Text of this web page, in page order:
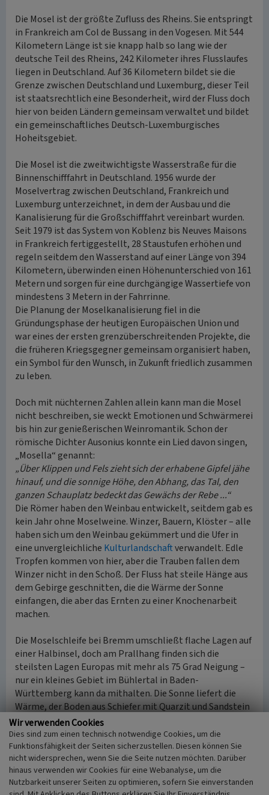
Die Mosel ist der größte Zufluss des Rheins. Sie entspringt
in Frankreich am Col de Bussang in den Vogesen. Mit 544
Kilometern Länge ist sie knapp halb so lang wie der
deutsche Teil des Rheins, 242 Kilometer ihres Flusslaufes
liegen in Deutschland. Auf 36 Kilometern bildet sie die
Grenze zwischen Deutschland und Luxemburg, dieser Teil
ist staatsrechtlich eine Besonderheit, wird der Fluss doch
hier von beiden Ländern gemeinsam verwaltet und bildet
ein gemeinschaftliches Deutsch-Luxemburgisches
Hoheitsgebiet.
Die Mosel ist die zweitwichtigste Wasserstraße für die
Binnenschifffahrt in Deutschland. 1956 wurde der
Moselvertrag zwischen Deutschland, Frankreich und
Luxemburg unterzeichnet, in dem der Ausbau und die
Kanalisierung für die Großschifffahrt vereinbart wurden.
Seit 1979 ist das System von Koblenz bis Neuves Maisons
in Frankreich fertiggestellt, 28 Staustufen erhöhen und
regeln seitdem den Wasserstand auf einer Länge von 394
Kilometern, überwinden einen Höhenunterschied von 161
Metern und sorgen für eine durchgängige Wassertiefe von
mindestens 3 Metern in der Fahrrinne.
Die Planung der Moselkanalisierung fiel in die
Gründungsphase der heutigen Europäischen Union und
war eines der ersten grenzüberschreitenden Projekte, die
die früheren Kriegsgegner gemeinsam organisiert haben,
ein Symbol für den Wunsch, in Zukunft friedlich zusammen
zu leben.
Doch mit nüchternen Zahlen allein kann man die Mosel
nicht beschreiben, sie weckt Emotionen und Schwärmerei
bis hin zur genießerischen Weinromantik. Schon der
römische Dichter Ausonius konnte ein Lied davon singen,
„Mosella“ genannt:
„Über Klippen und Fels zieht sich der erhabene Gipfel jähe
hinauf, und die sonnige Höhe, den Abhang, das Tal, den
ganzen Schauplatz bedeckt das Gewächs der Rebe ...“
Die Römer haben den Weinbau entwickelt, seitdem gab es
kein Jahr ohne Moselweine. Winzer, Bauern, Klöster – alle
haben sich um den Weinbau gekümmert und die Ufer in
eine unvergleichliche Kulturlandschaftverwandelt. Edle
Tropfen kommen von hier, aber die Trauben fallen dem
Winzer nicht in den Schoß. Der Fluss hat steile Hänge aus
dem Gebirge geschnitten, die die Wärme der Sonne
einfangen, die aber das Ernten zu einer Knochenarbeit
machen.
Die Moselschleife bei Bremm umschließt flache Lagen auf
einer Halbinsel, doch am Prallhang finden sich die
steilsten Lagen Europas mit mehr als 75 Grad Neigung –
nur ein kleines Gebiet im Bühlertal in Baden-
Württemberg kann da mithalten. Die Sonne liefert die
Wärme, der Boden aus Schiefer mit Quarzit und Sandstein
die irdischen Bestandteile – die Rieslingsorten, die hier
wachsen, müssen zwar in schwerer Handarbeit geerntet
werden, doch sie werden international geschätzt.
Seit 2002 führt durch den steilen Hang, der zum Massiv des
Calmontgehört, ein Klettersteig für Wanderer,
einzigartig im Moselland. Hier muss man kein Alpinist
Wir verwenden Cookies
Dies sind zum einen technisch notwendige Cookies, um die
Funktionsfähigkeit der Seiten sicherzustellen. Diesen können Sie
nicht widersprechen, wenn Sie die Seite nutzen möchten. Darüber
hinaus verwenden wir Cookies für eine Webanalyse, um die
Nutzbarkeit unserer Seiten zu optimieren, sofern Sie einverstanden